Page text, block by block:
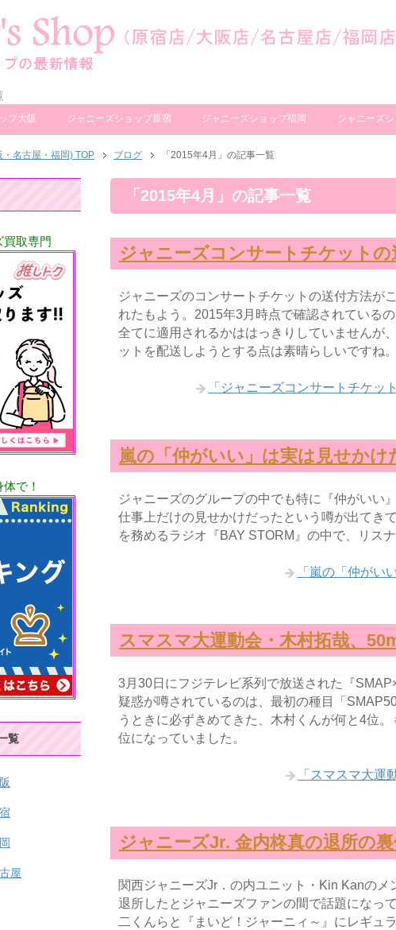
プ大阪 ジャニーズショップ原宿 ジャニーズショップ福岡 ジャニーズ
名古屋・福岡) TOP ブログ 「2015年4月」の記事一覧
「2015年4月」の記事一覧
ジャニーズコンサートチケットの
ジャニーズのコンサートチケットの送付方法が
れたもよう。2015年3月時点で確認されている
全てに適用されるかははっきりしていませんが
ットを配送しようとする点は素晴らしいですね。
「ジャニーズコンサートチケッ
嵐の「仲がいい」は実は見せかけ
ジャニーズのグループの中でも特に『仲がいい
仕事上だけの見せかけだったという噂が出てき
を務めるラジオ『BAY STORM』の中で、リス
「嵐の「仲がい
スマスマ大運動会・木村拓哉、
3月30日にフジテレビ系列で放送された『
疑惑が噂されているのは、最初の種目「
うときに必ずきめてきた、木村くんが何と4位
位になっていました。
「スマスマ大運
ジャニーズJr. 金内柊真の退所の裏
関西ジャニーズJr．の内ユニット・Kin Kanの
退所したとジャニーズファンの間で話題になっ
二くんらと『まいど！ジャーニィ～』にレギュ
買取専門
で！
覧
屋